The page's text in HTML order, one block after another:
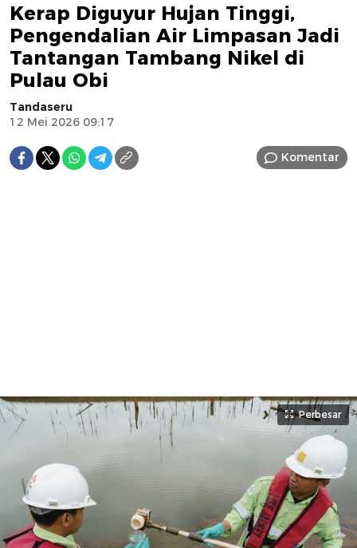
Kerap Diguyur Hujan Tinggi,
Pengendalian Air Limpasan Jadi
Tantangan Tambang Nikel di
Pulau Obi
Tandaseru
12 Mei 2026 09:17
Komentar
Perbesar